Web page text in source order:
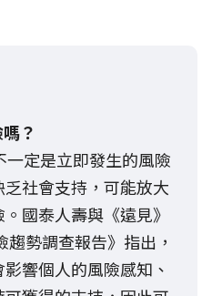
？
定是立即發生的風險
社會支持，可能放大
國泰人壽與《遠見》
勢調查報告》指出，
響個人的風險感知、